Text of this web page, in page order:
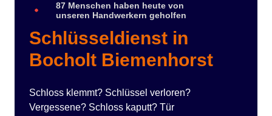
87 Menschen haben heute von
unseren Handwerkern geholfen
Schlüsseldienst in
Bocholt Biemenhorst
Schloss klemmt? Schlüssel verloren?
Vergessene? Schloss kaputt? Tür